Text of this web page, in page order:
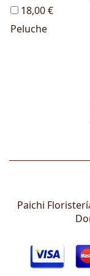
18,00 €
Peluche
Paichi